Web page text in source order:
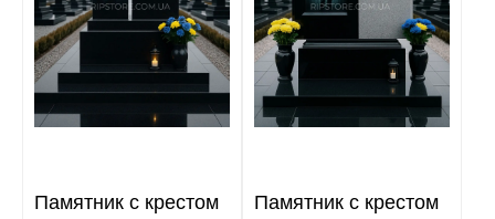
Памятник с крестом
Памятник с крестом